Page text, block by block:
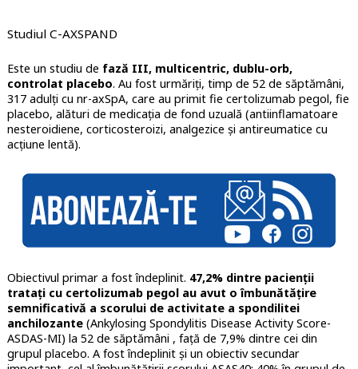
Studiul C-AXSPAND
Este un studiu de fază III, multicentric, dublu-orb,
controlat placebo. Au fost urmăriți, timp de 52 de săptămâni,
317 adulți cu nr-axSpA, care au primit fie certolizumab pegol, fie
placebo, alături de medicația de fond uzuală (antiinflamatoare
nesteroidiene, corticosteroizi, analgezice și antireumatice cu
acțiune lentă).
Obiectivul primar a fost îndeplinit. 47,2% dintre pacienții
tratați cu certolizumab pegol au avut o îmbunătățire
semnificativă a scorului de activitate a spondilitei
anchilozante(Ankylosing Spondylitis Disease Activity Score-
ASDAS-MI) la 52 de săptămâni , față de 7,9% dintre cei din
grupul placebo. A fost îndeplinit și un obiectiv secundar